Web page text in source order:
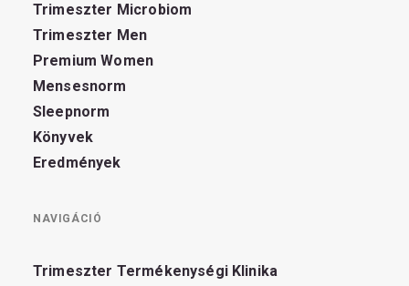
Trimeszter Microbiom
Trimeszter Men
Premium Women
Mensesnorm
Sleepnorm
Könyvek
Eredmények
NAVIGÁCIÓ
Trimeszter Termékenységi Klinika